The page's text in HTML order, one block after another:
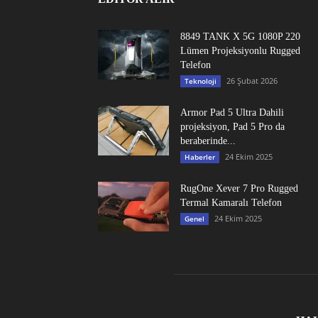
8849 TANK X 5G 1080P 220
Lümen Projeksiyonlu Rugged
Telefon
Teknoloji 26 Şubat 2026
Armor Pad 5 Ultra Dahili
projeksiyon, Pad 5 Pro da
beraberinde...
Haberler 24 Ekim 2025
RugOne Xever 7 Pro Rugged
Termal Kamaralı Telefon
Genel 24 Ekim 2025